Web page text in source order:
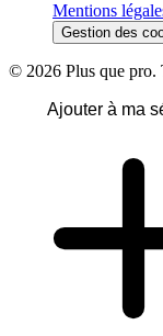
Mentions
Gestion des
© 2026 Plus que pro.
Ajouter à ma